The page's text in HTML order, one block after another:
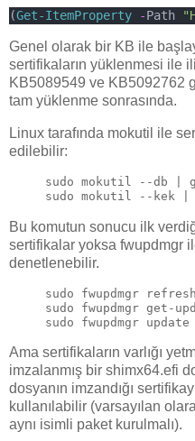
(Get-ItemProperty -Path
Genel olarak bir KB ile
sertifikaların yüklenmesi ile
KB5089549 ve KB5092762
tam yüklenme sonrasında.
Linux tarafında mokutil ile
edilebilir:
sudo mokutil --db |
sudo mokutil --kek |
Bu komutun sonucu ilk
sertifikalar yoksa fwupdmgr
denetlenebilir.
sudo fwupdmgr refresh
sudo fwupdmgr get-
sudo fwupdmgr update
Ama sertifikaların varlığı
imzalanmış bir shimx64.efi
dosyanın imzandığı
kullanılabilir (varsayılan
aynı isimli paket kurulmalı).